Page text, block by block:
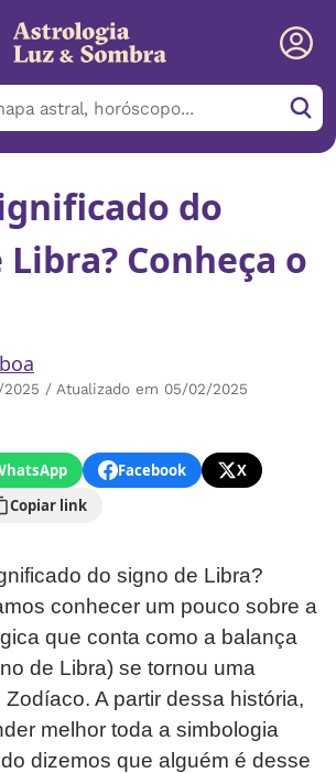
do
Conheça o
/ Atualizado em 05/02/2025
Facebook
X
Copiar link
do signo de Libra?
conhecer um pouco sobre a
que conta como a balança
de Libra) se tornou uma
A partir dessa história,
melhor toda a simbologia
dizemos que alguém é desse